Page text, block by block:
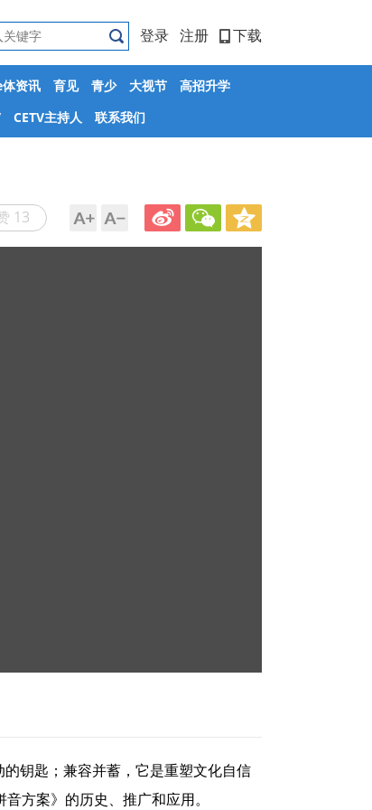
登录 注册 下载
资讯 育见 青少 大视节
高招升学
CETV主持人 联系我们
13
钥匙；兼容并蓄，它是重塑文化自信
方案》的历史、推广和应用。